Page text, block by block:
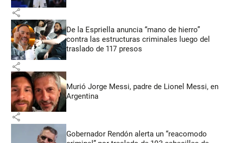
share
De la Espriella anuncia “mano de hierro”
contra las estructuras criminales luego del
traslado de 117 presos
share
Murió Jorge Messi, padre de Lionel Messi, en
Argentina
share
Gobernador Rendón alerta un “reacomodo